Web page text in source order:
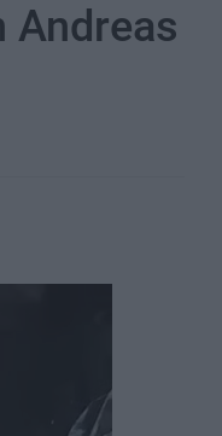
Andreas